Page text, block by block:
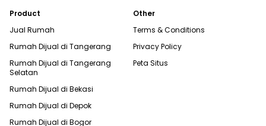
Product
Jual Rumah
Rumah Dijual di Tangerang
Rumah Dijual di Tangerang
Selatan
Rumah Dijual di Bekasi
Rumah Dijual di Depok
Rumah Dijual di Bogor
Other
Terms & Conditions
Privacy Policy
Peta Situs